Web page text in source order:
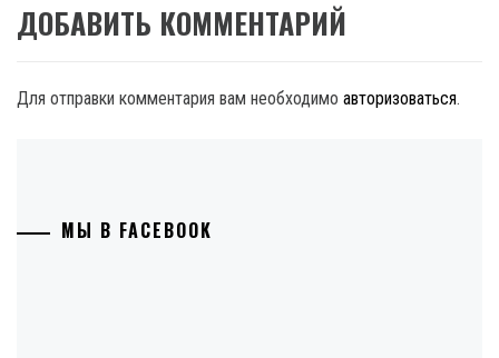
ДОБАВИТЬ КОММЕНТАРИЙ
Для отправки комментария вам необходимо авторизоваться.
МЫ В FACEBOOK